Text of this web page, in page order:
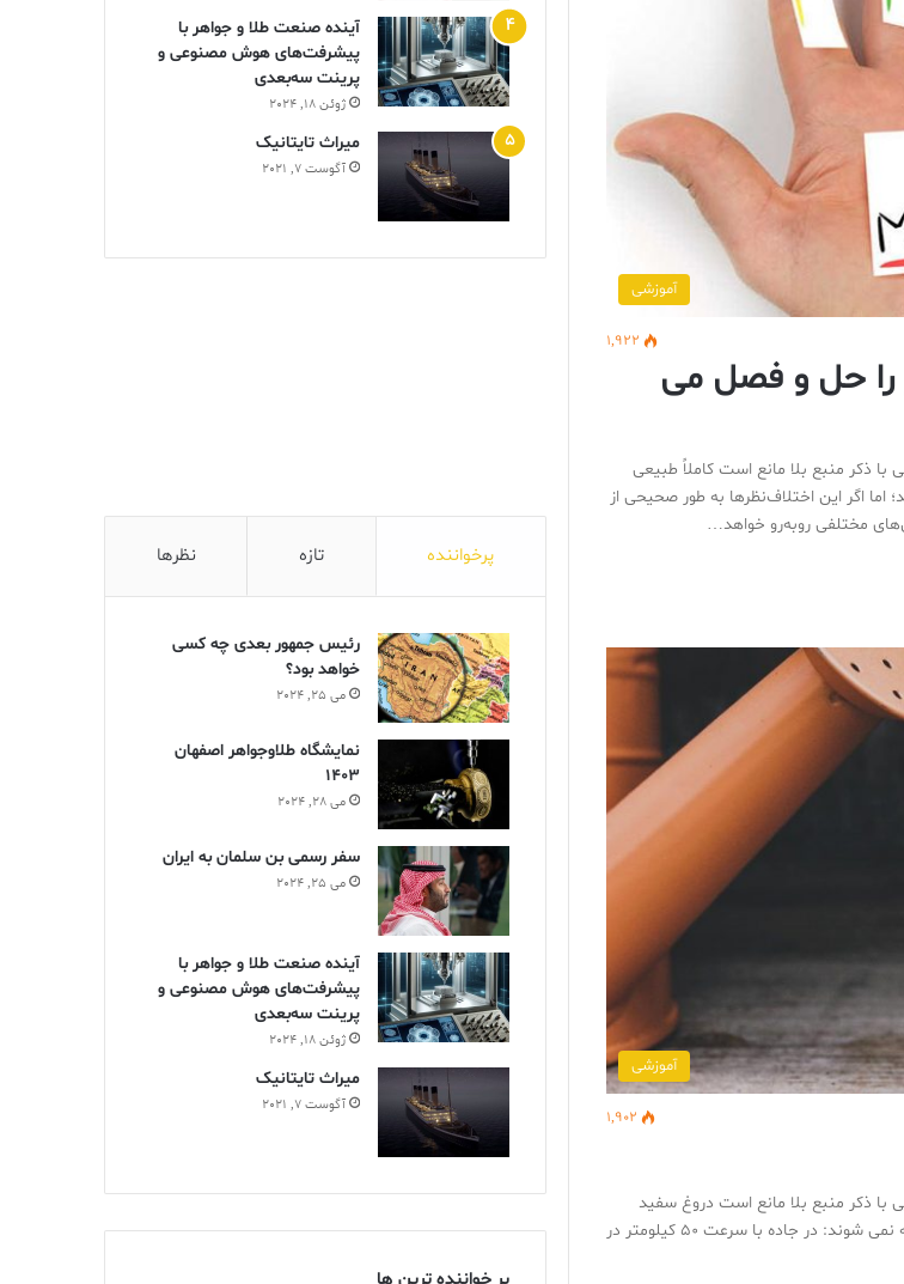
آموزشی
1,922
را حل و فصل می
ذکر منبع بلا مانع است کاملاً طبیعی
اگر این اختلاف‌نظرها به طور صحیحی از
مختلفی روبه‌رو خواهد…
آموزشی
1,902
با ذکر منبع بلا مانع است دروغ سفید
نگویید تا پیشرفت کنید دروغهای سفید دروغهایی است که برای آسیب به دیگران گفته نمی شوند: در جاده با سرعت ۵۰ کیلومتر در
آینده صنعت طلا و جواهر با
پیشرفت‌های هوش مصنوعی و
پرینت سه‌بعدی
ژوئن 18, 2024
ميراث تايتانيک
آگوست 7, 2021
پرخواننده تازه نظرها
رئیس جمهور بعدی چه کسی
خواهد بود؟
می 25, 2024
نمایشگاه طلاوجواهر اصفهان
1403
می 28, 2024
سفر رسمی بن سلمان به ایران
می 25, 2024
آینده صنعت طلا و جواهر با
پیشرفت‌های هوش مصنوعی و
پرینت سه‌بعدی
ژوئن 18, 2024
ميراث تايتانيک
آگوست 7, 2021